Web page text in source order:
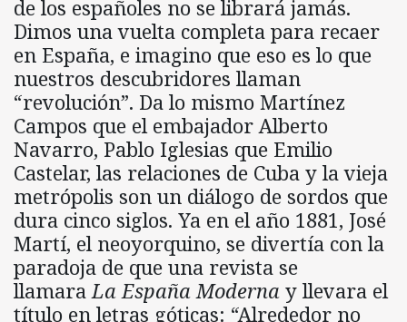
de los españoles no se librará jamás.
Dimos una vuelta completa para recaer
en España, e imagino que eso es lo que
nuestros descubridores llaman
“revolución”. Da lo mismo Martínez
Campos que el embajador Alberto
Navarro, Pablo Iglesias que Emilio
Castelar, las relaciones de Cuba y la vieja
metrópolis son un diálogo de sordos que
dura cinco siglos. Ya en el año 1881, José
Martí, el neoyorquino, se divertía con la
paradoja de que una revista se
llamaraLa España Moderna y llevara el
título en letras góticas: “Alrededor no